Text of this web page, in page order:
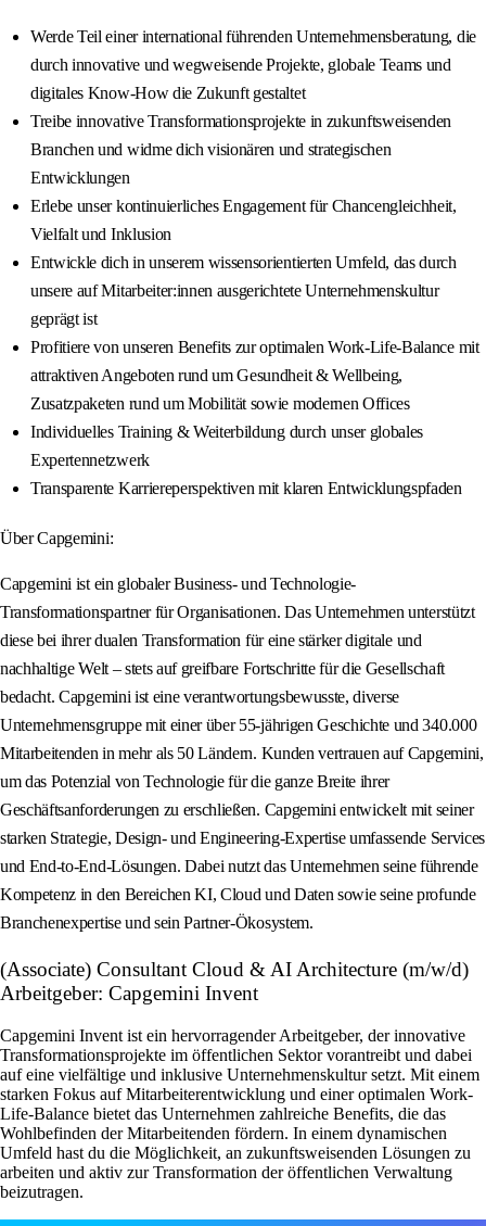
Werde Teil einer international führenden Unternehmensberatung, die
durch innovative und wegweisende Projekte, globale Teams und
digitales Know-How die Zukunft gestaltet
Treibe innovative Transformationsprojekte in zukunftsweisenden
Branchen und widme dich visionären und strategischen
Entwicklungen
Erlebe unser kontinuierliches Engagement für Chancengleichheit,
Vielfalt und Inklusion
Entwickle dich in unserem wissensorientierten Umfeld, das durch
unsere auf Mitarbeiter:innen ausgerichtete Unternehmenskultur
geprägt ist
Profitiere von unseren Benefits zur optimalen Work-Life-Balance mit
attraktiven Angeboten rund um Gesundheit & Wellbeing,
Zusatzpaketen rund um Mobilität sowie modernen Offices
Individuelles Training & Weiterbildung durch unser globales
Expertennetzwerk
Transparente Karriereperspektiven mit klaren Entwicklungspfaden
Über Capgemini:
Capgemini ist ein globaler Business- und Technologie-
Transformationspartner für Organisationen. Das Unternehmen unterstützt
diese bei ihrer dualen Transformation für eine stärker digitale und
nachhaltige Welt – stets auf greifbare Fortschritte für die Gesellschaft
bedacht. Capgemini ist eine verantwortungsbewusste, diverse
Unternehmensgruppe mit einer über 55‑jährigen Geschichte und 340.000
Mitarbeitenden in mehr als 50 Ländern. Kunden vertrauen auf Capgemini,
um das Potenzial von Technologie für die ganze Breite ihrer
Geschäftsanforderungen zu erschließen. Capgemini entwickelt mit seiner
starken Strategie, Design- und Engineering-Expertise umfassende Services
und End‑to‑End‑Lösungen. Dabei nutzt das Unternehmen seine führende
Kompetenz in den Bereichen KI, Cloud und Daten sowie seine profunde
Branchenexpertise und sein Partner‑Ökosystem.
(Associate) Consultant Cloud & AI Architecture (m/w/d)
Arbeitgeber: Capgemini Invent
Capgemini Invent ist ein hervorragender Arbeitgeber, der innovative
Transformationsprojekte im öffentlichen Sektor vorantreibt und dabei
auf eine vielfältige und inklusive Unternehmenskultur setzt. Mit einem
starken Fokus auf Mitarbeiterentwicklung und einer optimalen Work-
Life-Balance bietet das Unternehmen zahlreiche Benefits, die das
Wohlbefinden der Mitarbeitenden fördern. In einem dynamischen
Umfeld hast du die Möglichkeit, an zukunftsweisenden Lösungen zu
arbeiten und aktiv zur Transformation der öffentlichen Verwaltung
beizutragen.